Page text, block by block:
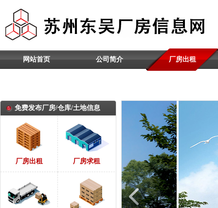
网站首页 公司简介 厂房出租
免费发布厂房/仓库/土地信息
厂房出租 厂房求租